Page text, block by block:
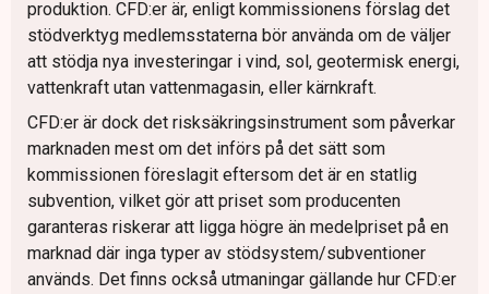
produktion. CFD:er är, enligt kommissionens förslag det
stödverktyg medlemsstaterna bör använda om de väljer
att stödja nya investeringar i vind, sol, geotermisk energi,
vattenkraft utan vattenmagasin, eller kärnkraft.
CFD:er är dock det risksäkringsinstrument som påverkar
marknaden mest om det införs på det sätt som
kommissionen föreslagit eftersom det är en statlig
subvention, vilket gör att priset som producenten
garanteras riskerar att ligga högre än medelpriset på en
marknad där inga typer av stödsystem/subventioner
används. Det finns också utmaningar gällande hur CFD:er